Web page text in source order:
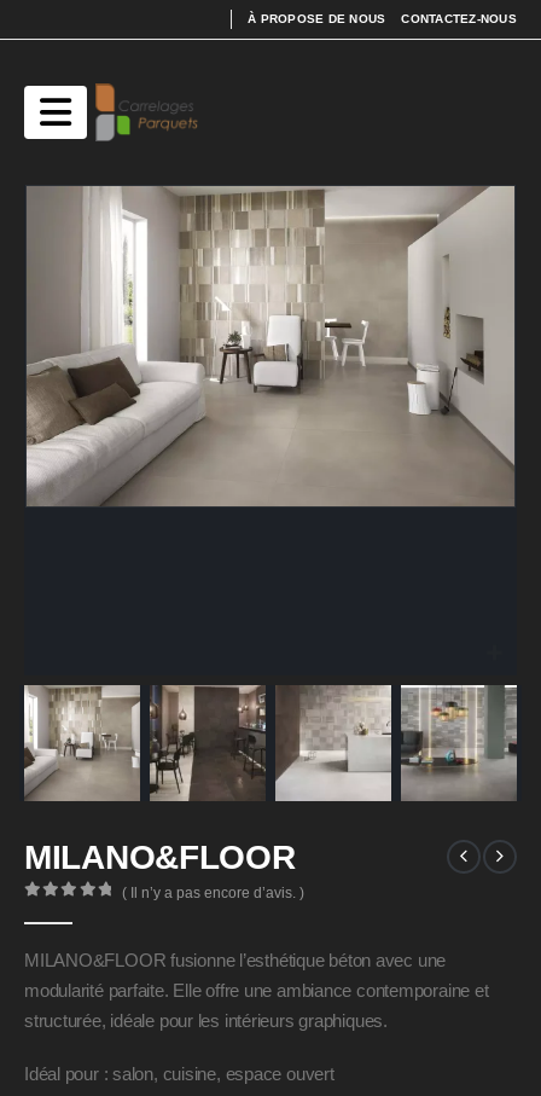
À PROPOSE DE NOUS CONTACTEZ-NOUS
MILANO&FLOOR
( Il n’y a pas encore d’avis. )
MILANO&FLOOR fusionne l’esthétique béton avec une
modularité parfaite. Elle offre une ambiance contemporaine et
structurée, idéale pour les intérieurs graphiques.
Idéal pour : salon, cuisine, espace ouvert